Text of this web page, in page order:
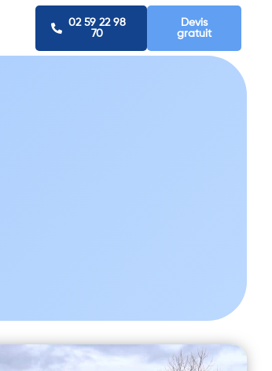
02 59 22 98
70
Devis
gratuit